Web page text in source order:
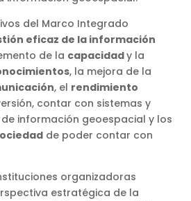
del Marco Integrado
eficaz de la información
de la capacidady la
, la mejora de la
, el rendimiento
contar con sistemas y
información geoespacial y los
de poder contar con
organizadoras
estratégica de la